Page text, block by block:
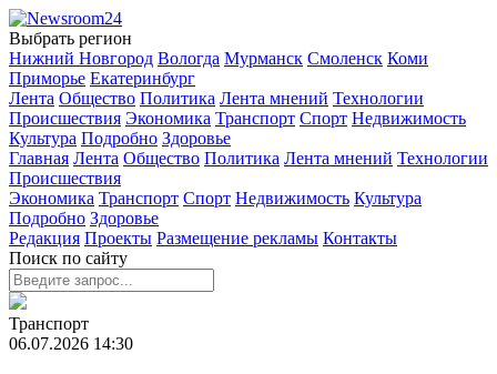
Выбрать регион
Нижний Новгород Вологда Мурманск Смоленск Коми
Приморье Екатеринбург
Лента Общество Политика Лента мнений Технологии
Происшествия Экономика Транспорт Спорт Недвижимость
Культура Подробно Здоровье
Главная Лента Общество Политика Лента мнений Технологии
Происшествия
Экономика Транспорт Спорт Недвижимость Культура
Подробно Здоровье
Редакция Проекты Размещение рекламы Контакты
Поиск по сайту
Транспорт
06.07.2026 14:30